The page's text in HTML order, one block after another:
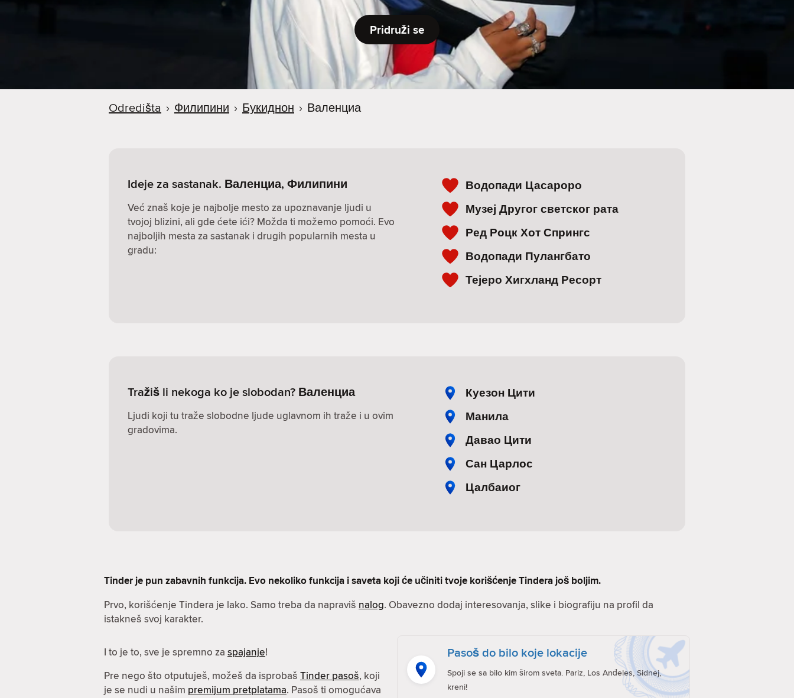
Pridruži se
Odredišta › Филипини › Букиднон › Валенциа
Ideje za sastanak. Валенциа, Филипини
Već znaš koje je najbolje mesto za upoznavanje ljudi u
tvojoj blizini, ali gde ćete ići? Možda ti možemo pomoći. Evo
najboljih mesta za sastanak i drugih popularnih mesta u
gradu:
Водопади Цасароро
Музеј Другог светског рата
Ред Роцк Хот Спрингс
Водопади Пулангбато
Тејеро Хигхланд Ресорт
Tražiš li nekoga ko je slobodan? Валенциа
Ljudi koji tu traže slobodne ljude uglavnom ih traže i u ovim
gradovima.
Куезон Цити
Манила
Давао Цити
Сан Царлос
Цалбаиог
Tinder je pun zabavnih funkcija. Evo nekoliko funkcija i saveta koji će učiniti tvoje korišćenje Tindera još boljim.
Prvo, korišćenje Tindera je lako. Samo treba da napraviš nalog. Obavezno dodaj interesovanja, slike i biografiju na profil da
istakneš svoj karakter.
I to je to, sve je spremno za spajanje!
Pre nego što otputuješ, možeš da isprobaš Tinder pasoš, koji
je se nudi u našim premijum pretplatama. Pasoš ti omogućava
Pasoš do bilo koje lokacije
Spoji se sa bilo kim širom sveta. Pariz, Los Anđeles, Sidnej,
kreni!